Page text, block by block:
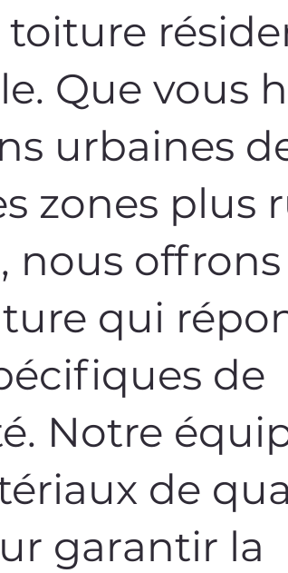
Que vous
urbaines
zones plus
nous offrons
qui
de
Notre
de
garantir la